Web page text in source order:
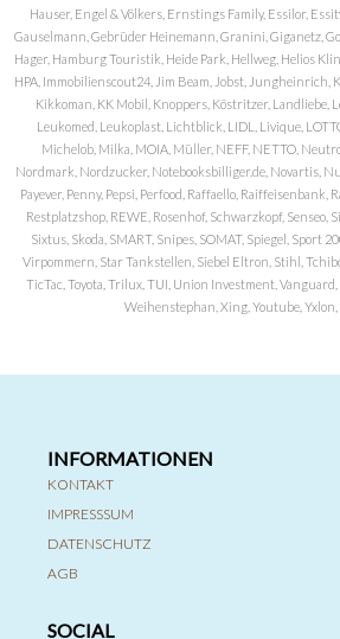
Hauser, Engel & Völkers, Ernstings Family, Essilor,
Gauselmann, Gebrüder Heinemann, Granini, Giganetz,
Hager, Hamburg Touristik, Heide Park, Hellweg, Helios
HPA, Immobilienscout24, Jim Beam, Jobst, Jungheinrich,
Kikkoman, KK Mobil, Knoppers, Köstritzer, Landliebe,
Leukomed, Leukoplast, Lichtblick, LIDL, Livique,
Michelob, Milka, MOIA, Müller, NEFF, NETTO,
Nordmark, Nordzucker, Notebooksbilliger.de, Novartis,
Payever, Penny, Pepsi, Perfood, Raffaello, Raiffeisenbank,
Restplatzshop, REWE, Rosenhof, Schwarzkopf, Senseo,
Sixtus, Skoda, SMART, Snipes, SOMAT, Spiegel, Sport
Virpommern, Star Tankstellen, Siebel Eltron, Stihl,
TicTac, Toyota, Trilux, TUI, Union Investment, Vanguard,
Weihenstephan, Xing, Youtube, Yxlon,
INFORMATIONEN
KONTAKT
IMPRESSSUM
DATENSCHUTZ
AGB
SOCIAL